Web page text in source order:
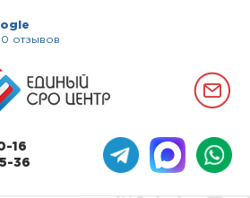
отзывов
16
36